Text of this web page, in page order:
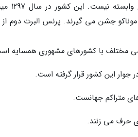
موناکو دومین کشور مستقل
شدن کشور موناکو جشن می گیرند. پرنس البرت دوم
مختلف با کشورهای مشهوری همسایه
جوار این کشور قرار گرفته است.
متراکم جهانست.
حرف می زنند.